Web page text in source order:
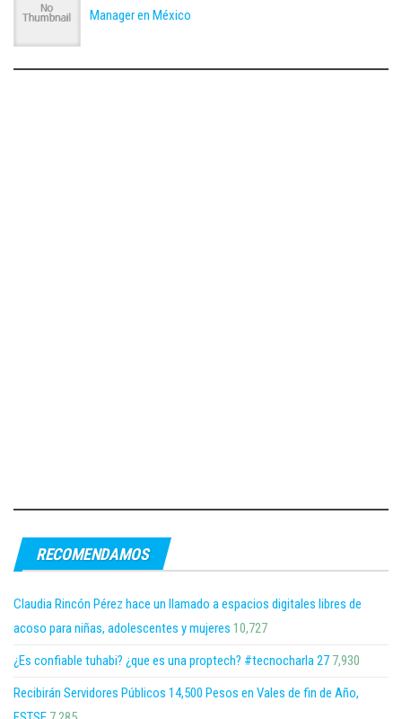
Manager en México
RECOMENDAMOS
Claudia Rincón Pérez hace un llamado a espacios digitales libres de
acoso para niñas, adolescentes y mujeres 10,727
¿Es confiable tuhabi? ¿que es una proptech? #tecnocharla 27 7,930
Recibirán Servidores Públicos 14,500 Pesos en Vales de fin de Año,